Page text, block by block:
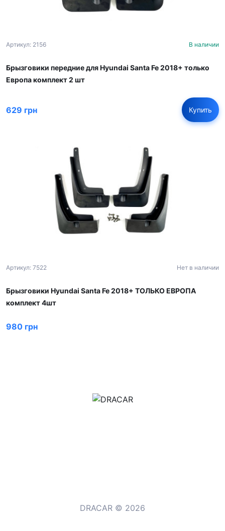
Артикул: 2156 В наличии
Брызговики передние для Hyundai Santa Fe 2018+ только
Европа комплект 2 шт
629 грн Купить
Артикул: 7522 Нет в наличии
Брызговики Hyundai Santa Fe 2018+ ТОЛЬКО ЕВРОПА
комплект 4шт
980 грн
DRACAR © 2026